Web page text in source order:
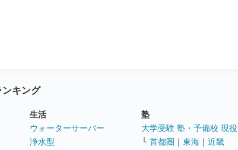
ンキング
生活
ウォーターサーバー
浄水型
塾
大学受験 塾・予備校 現役
└ 首都圏 ｜ 東海 ｜ 近畿